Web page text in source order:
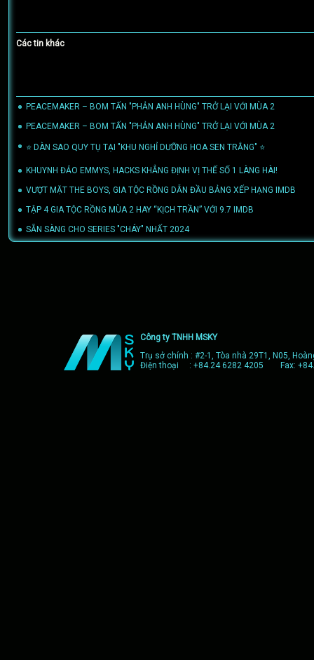
Các tin khác
PEACEMAKER – BOM TẤN "PHẢN ANH HÙNG" TRỞ LẠI VỚI MÙA 2
PEACEMAKER – BOM TẤN "PHẢN ANH HÙNG" TRỞ LẠI VỚI MÙA 2
⭐ DÀN SAO QUY TỤ TẠI "KHU NGHỈ DƯỠNG HOA SEN TRẮNG" ⭐
KHUYNH ĐẢO EMMYS, HACKS KHẲNG ĐỊNH VỊ THẾ SỐ 1 LÀNG HÀI!
VƯỢT MẶT THE BOYS, GIA TỘC RỒNG DẪN ĐẦU BẢNG XẾP HẠNG IMDB
TẬP 4 GIA TỘC RỒNG MÙA 2 HAY “KỊCH TRẦN” VỚI 9.7 IMDB
SẴN SÀNG CHO SERIES "CHÁY" NHẤT 2024(13/06/2024)
Công ty TNHH MSKY
Trụ sở chính : #2-1, Tòa nhà 29T1, N05,
Điện thoại : +84.24 6282 4205 Fax: